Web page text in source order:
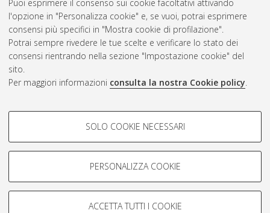
Puoi esprimere il consenso sui cookie facoltativi attivando
l'opzione in "Personalizza cookie" e, se vuoi, potrai esprimere
consensi più specifici in "Mostra cookie di profilazione".
Potrai sempre rivedere le tue scelte e verificare lo stato dei
consensi rientrando nella sezione "Impostazione cookie" del
sito.
Per maggiori informazioni consulta la nostra Cookie policy.
COOKIE DI PROFILAZIONE -
Si tratta di cookie utilizzati per analizzare le caratteristiche della
navigazione degli utenti, creare profili in base al loro comportamento
Mostra cookie di profilazione
SOLO COOKIE NECESSARI
PERSONALIZZA COOKIE
ACCETTA TUTTI I COOKIE
Rss 1.0
Rss 2.0
ISSN: 2038-7946
Impostazioni Cookie
Informativa sulla privacy
Condizioni d’uso del sito